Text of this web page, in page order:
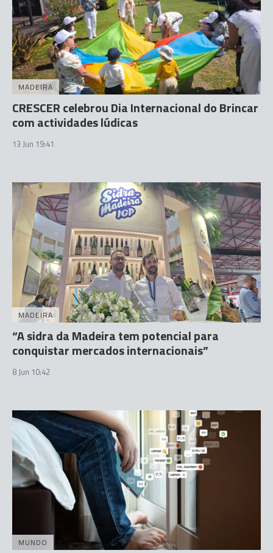
MADEIRA
CRESCER celebrou Dia Internacional do Brincar
com actividades lúdicas
13 Jun 19:41
MADEIRA
“A sidra da Madeira tem potencial para
conquistar mercados internacionais”
8 Jun 10:42
MUNDO